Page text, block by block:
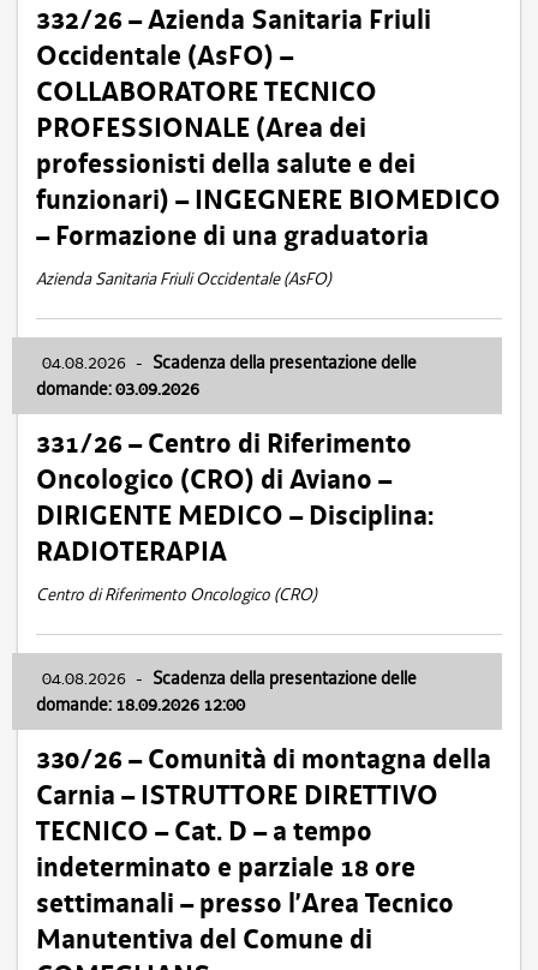
332/26 – Azienda Sanitaria Friuli
Occidentale (AsFO) –
COLLABORATORE TECNICO
PROFESSIONALE (Area dei
professionisti della salute e dei
funzionari) – INGEGNERE BIOMEDICO
– Formazione di una graduatoria
Azienda Sanitaria Friuli Occidentale (AsFO)
04.08.2026 - Scadenza della presentazione delle
domande: 03.09.2026
331/26 – Centro di Riferimento
Oncologico (CRO) di Aviano –
DIRIGENTE MEDICO – Disciplina:
RADIOTERAPIA
Centro di Riferimento Oncologico (CRO)
04.08.2026 - Scadenza della presentazione delle
domande: 18.09.2026 12:00
330/26 – Comunità di montagna della
Carnia – ISTRUTTORE DIRETTIVO
TECNICO – Cat. D – a tempo
indeterminato e parziale 18 ore
settimanali – presso l’Area Tecnico
Manutentiva del Comune di